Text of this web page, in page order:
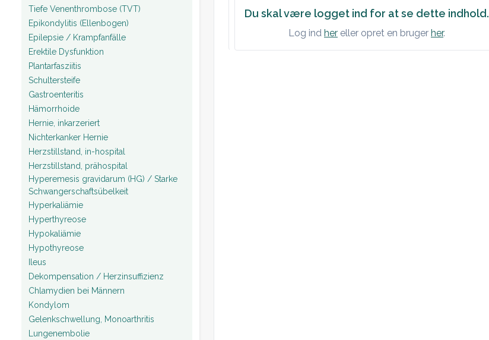
Tiefe Venenthrombose (TVT)
Epikondylitis (Ellenbogen)
Epilepsie / Krampfanfälle
Erektile Dysfunktion
Plantarfasziitis
Schultersteife
Gastroenteritis
Hämorrhoide
Hernie, inkarzeriert
Nichterkanker Hernie
Herzstillstand, in-hospital
Herzstillstand, prähospital
Hyperemesis gravidarum (HG) / Starke
Schwangerschaftsübelkeit
Hyperkaliämie
Hyperthyreose
Hypokaliämie
Hypothyreose
Ileus
Dekompensation / Herzinsuffizienz
Chlamydien bei Männern
Kondylom
Gelenkschwellung, Monoarthritis
Lungenembolie
Du skal være logget ind for at se dette indhold.
Log ind her eller opret en bruger her.